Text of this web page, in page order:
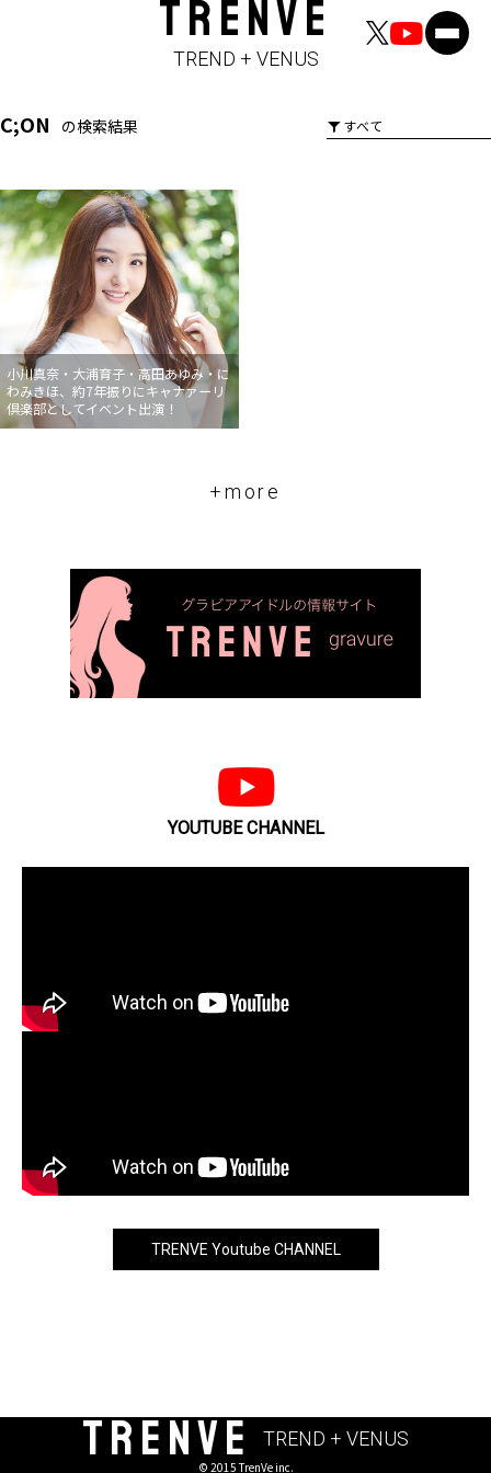
TRENVE
TREND + VENUS
C;ON の検索結果
小川真奈・大浦育子・高田あゆみ・に
わみきほ、約7年振りにキャナァーリ
倶楽部としてイベント出演！
+more
YOUTUBE CHANNEL
TRENVE Youtube CHANNEL
TRENVE TREND + VENUS
© 2015 TrenVe inc.